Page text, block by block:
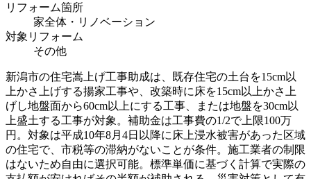
リフォーム箇所
家全体・リノベーション
対象リフォーム
その他
新潟市の住宅嵩上げ工事助成は、既存住宅の土台を15cm以
上かさ上げする揚家工事や、改築時に床を15cm以上かさ上
げし地盤面から60cm以上にする工事、または地盤を30cm以
上盛土する工事が対象。補助金は工事費の1/2で上限100万
円。対象は平成10年8月4日以降に床上浸水被害があった区域
の住宅で、市税等の滞納がないことが条件。施工業者の制限
はないため自由に選択可能。標準単価に基づく計算で実際の